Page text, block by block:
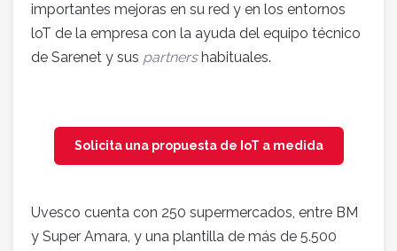
importantes mejoras en su red y en los entornos
loT de la empresa con la ayuda del equipo técnico
de Sarenet y sus partners habituales.
Solicita una propuesta de IoT a medida
Uvesco cuenta con 250 supermercados, entre BM
y Super Amara, y una plantilla de más de 5.500